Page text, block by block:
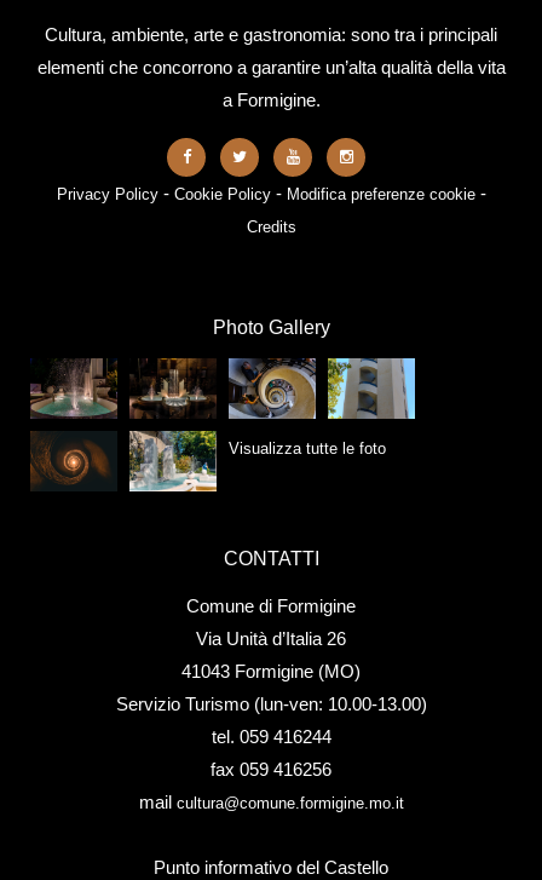
Cultura, ambiente, arte e gastronomia: sono tra i principali
elementi che concorrono a garantire un’alta qualità della vita
a Formigine.
Privacy Policy- Cookie Policy- Modifica preferenze cookie-
Credits
Photo Gallery
Visualizza tutte le foto
CONTATTI
Comune di Formigine
Via Unità d’Italia 26
41043 Formigine (MO)
Servizio Turismo (lun-ven: 10.00-13.00)
tel. 059 416244
fax 059 416256
mail cultura@comune.formigine.mo.it
Punto informativo del Castello